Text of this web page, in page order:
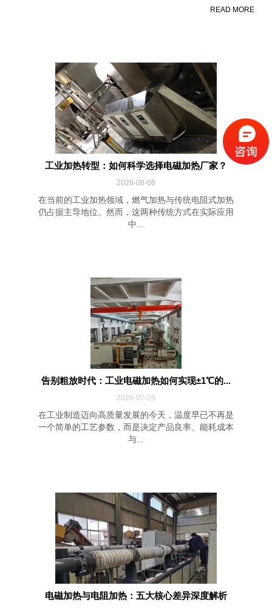
READ MORE
工业加热转型：如何科学选择电磁加热厂家？
2026-08-06
在当前的工业加热领域，燃气加热与传统电阻式加热
仍占据主导地位。然而，这两种传统方式在实际应用
中...
告别粗放时代：工业电磁加热如何实现±1℃的...
2026-07-29
在工业制造迈向高质量发展的今天，温度早已不再是
一个简单的工艺参数，而是决定产品良率、能耗成本
与...
电磁加热与电阻加热：五大核心差异深度解析